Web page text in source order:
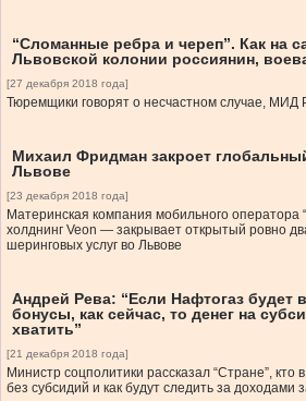
“Сломанные ребра и череп”. Как на
Львовской колонии россиянин,
[27 декабря 2018 года]
Тюремщики говорят о несчастном случае, МИД
Михаил Фридман закроет
Львове
[23 декабря 2018 года]
Материнская компания мобильного оператора
холднинг Veon — закрывает открытый ровно
шеринговых услуг во Львове
Андрей Рева: “Если Нафтогаз будет
бонусы, как сейчас, то денег на
хватить”
[21 декабря 2018 года]
Министр соцполитики рассказал “Стране”, кто
без субсидий и как будут следить за доходами